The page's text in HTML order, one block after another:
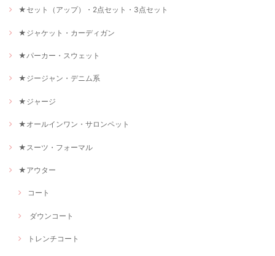
★セット（アップ）・2点セット・3点セット
★ジャケット・カーディガン
★パーカー・スウェット
★ジージャン・デニム系
★ジャージ
★オールインワン・サロンペット
★スーツ・フォーマル
★アウター
コート
ダウンコート
トレンチコート